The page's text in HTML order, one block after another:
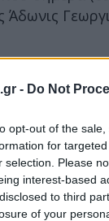
- Do Not
opt-out of the
for
selection. Please
interest-based
to third
of your
Α’
που γινόταν
που
κ.
Μία ολόκληρη
από την